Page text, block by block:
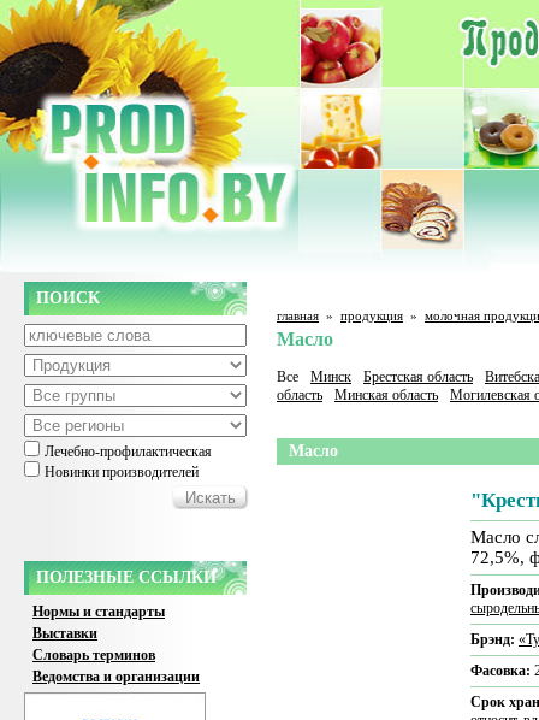
ПОИСК
Лечебно-профилактическая
Новинки производителей
ПОЛЕЗНЫЕ ССЫЛКИ
Нормы и стандарты
Выставки
Словарь терминов
Ведомства и организации
главная » продукция » молочная
Масло
Все Минск Брестская область
область
Минская область Могилевская
Масло
Масло
72,5%,
Брэнд:
Фасовка:
Срок